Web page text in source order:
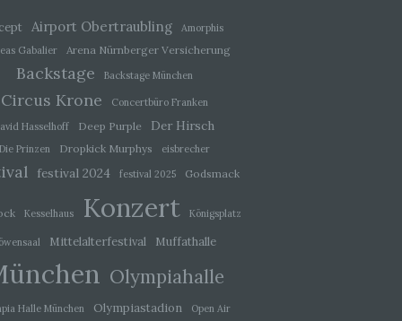
Airport Obertraubling
Amorphis
Gabalier
Arena Nürnberger Versicherung
Backstage Backstage München
Circus Krone
Concertbüro Franken
Hasselhoff
Deep Purple Der Hirsch
Die Prinzen Dropkick Murphys eisbrecher
festival 2024 festival 2025 Godsmack
Kesselhaus Konzert Königsplatz
Mittelalterfestival Muffathalle
Olympiahalle
Halle München Olympiastadion Open Air